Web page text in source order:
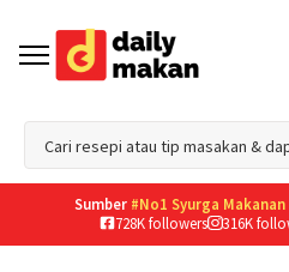
Sumber #No1 Syurga Makanan
728K followers
316K